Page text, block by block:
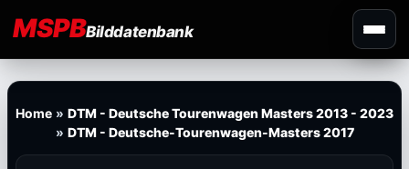
MSPBBilddatenbank
Home » DTM - Deutsche Tourenwagen Masters 2013 - 2023
» DTM - Deutsche-Tourenwagen-Masters 2017